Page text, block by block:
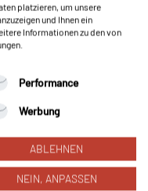
•€350,00
platzieren, um unsere
und Ihnen ein
Informationen zu den von
Performance
Werbung
ABLEHNEN
NEIN, ANPASSEN